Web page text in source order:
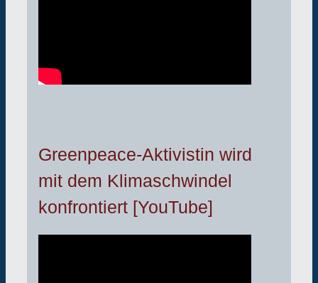
Greenpeace-Aktivistin wird
mit dem Klimaschwindel
konfrontiert [YouTube]